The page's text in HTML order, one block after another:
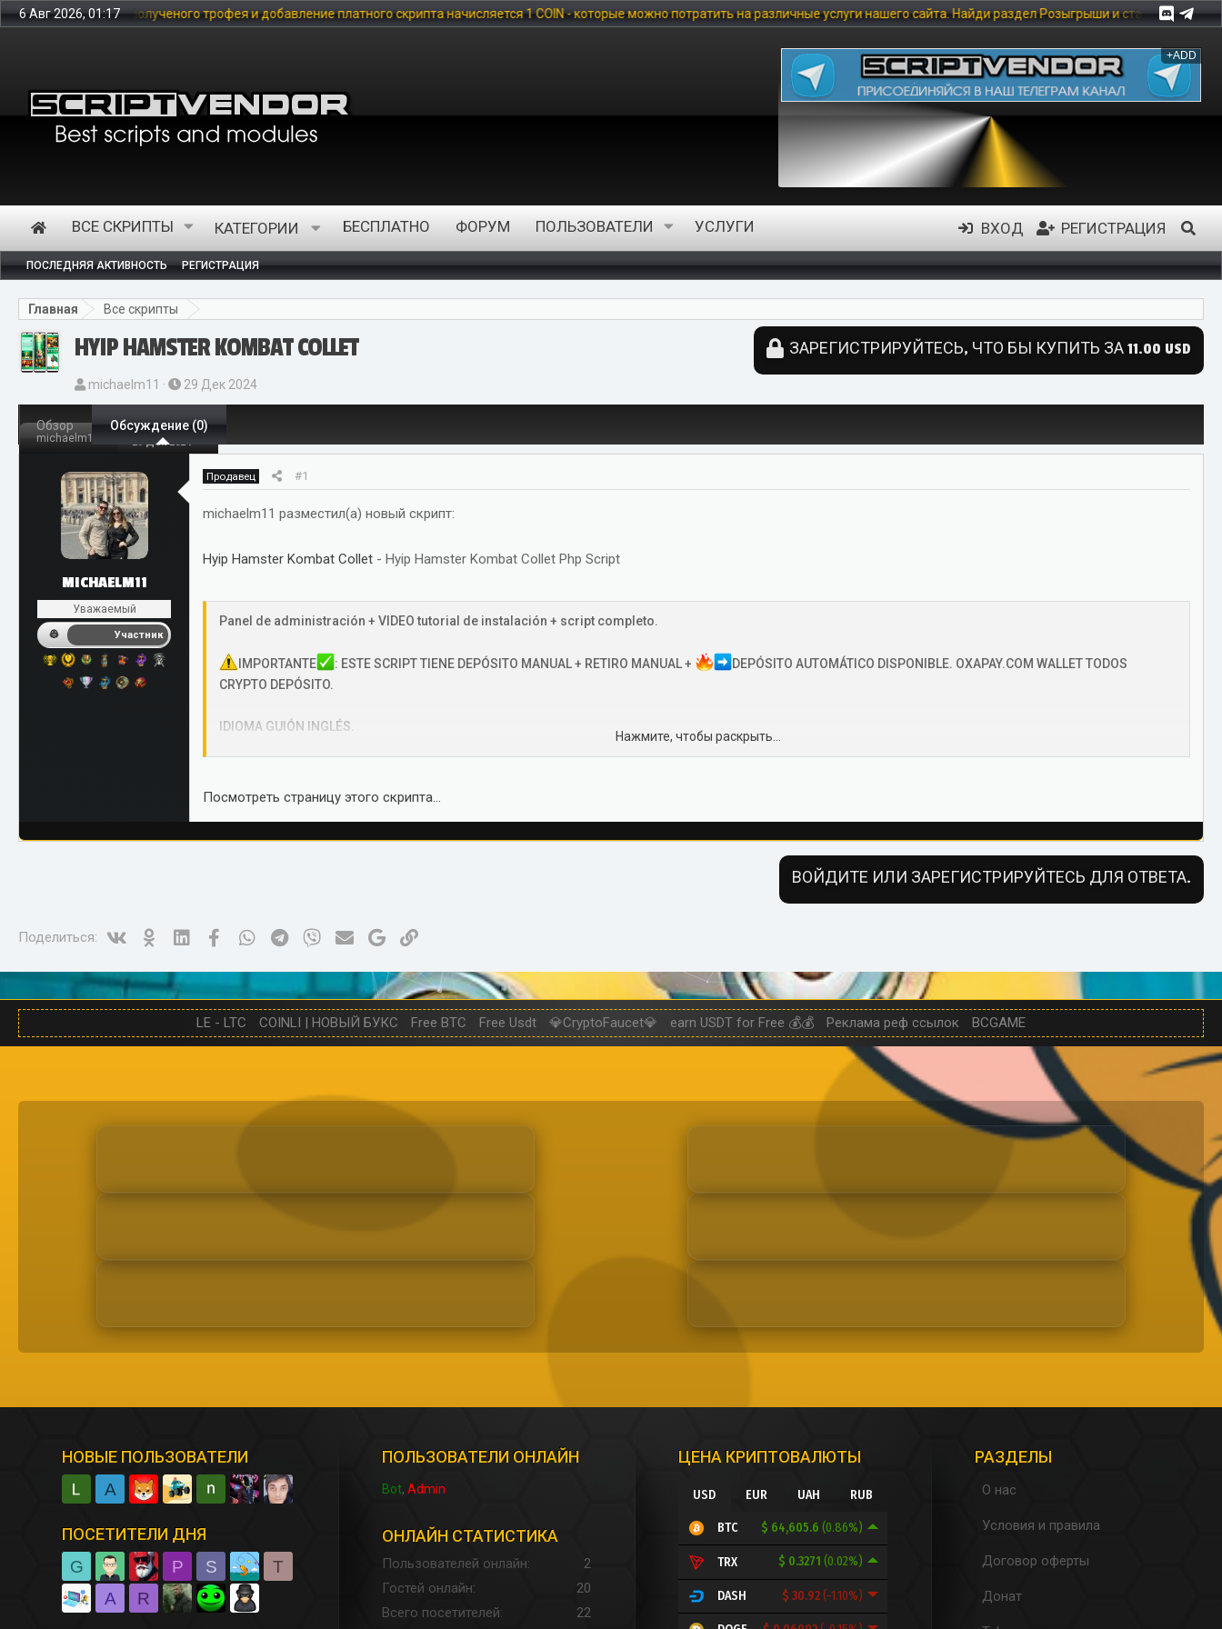
6 Авг 2026, 01:17
сайт, полученого трофея и добавление платного скрипта начисляется 1 COIN - которые можно потратить на различные услуги нашего сайта. Найди раздел Розыгрыши и стань участником, что бы
+ADD
ВСЕ СКРИПТЫ КАТЕГОРИИ БЕСПЛАТНО ФОРУМ ПОЛЬЗОВАТЕЛИ УСЛУГИ ВХОД РЕГИСТРАЦИЯ
ПОСЛЕДНЯЯ АКТИВНОСТЬ РЕГИСТРАЦИЯ
Главная Все скрипты
HYIP HAMSTER KOMBAT COLLET ЗАРЕГИСТРИРУЙТЕСЬ, ЧТО БЫ КУПИТЬ ЗА 11.00 USD
А
в
т
о
т
е
м
ы
michaelm11
Д
а
т
а
а
29 Дек 2024
Обзор Обсуждение (0)
michaelm11 29 Дек 2024
MICHAELM11
Уважаемый
Участник
Продавец #1
michaelm11 разместил(а) новый скрипт:
Hyip Hamster Kombat Collet - Hyip Hamster Kombat Collet Php Script
Panel de administración + VIDEO tutorial de instalación + script completo.
IMPORTANTE : ESTE SCRIPT TIENE DEPÓSITO MANUAL + RETIRO MANUAL +
DEPÓSITO AUTOMÁTICO DISPONIBLE. OXAPAY.COM WALLET TODOS
CRYPTO DEPÓSITO.
IDIOMA GUIÓN INGLÉS.
Нажмите, чтобы раскрыть...
Посмотреть страницу этого скрипта...
ВОЙДИТЕ ИЛИ ЗАРЕГИСТРИРУЙТЕСЬ ДЛЯ ОТВЕТА.
Поделиться: Ok Linked InFacebookWhatsAppTelegram
Viber Электронная почта
Google
LE - LTC COINLI | НОВЫЙ БУКС Free BTC Free Usdt 💎CryptoFaucet💎 earn USDT for Free 💰💰 Реклама реф ссылок BCGAME
НОВЫЕ ПОЛЬЗОВАТЕЛИ
A
ПОСЕТИТЕЛИ ДНЯ
G P S
T
A
R
ПОЛЬЗОВАТЕЛИ ОНЛАЙН
Bot Admin
ОНЛАЙН СТАТИСТИКА
Пользователей онлайн
2
Гостей онлайн
20
Всего посетителей
22
ЦЕНА КРИПТОВАЛЮТЫ
USD EUR UAH RUB
$ 64,605.6(0.86%)
BTC
$ 0.3271(0.02%)
TRX
$ 30.92(-1.10%)
DASH
РАЗДЕЛЫ
О нас
Условия и правила
Договор оферты
Донат